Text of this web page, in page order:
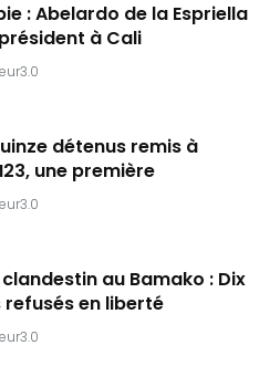
: Abelardo de la Espriella
à Cali
détenus remis à
une première
au Bamako : Dix
refusés en liberté